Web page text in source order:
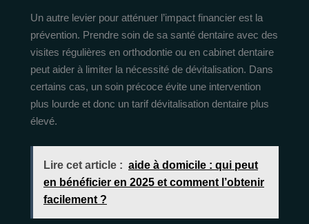
Un autre levier pour atténuer l’impact financier est la
prévention. Prendre soin de sa santé dentaire avec des
visites régulières en orthodontie ou en cabinet dentaire
peut aider à limiter la nécessité de dévitalisation. Dans
certains cas, un soin précoce évite une intervention
plus lourde et donc un tarif dévitalisation dentaire plus
élevé.
Lire cet article : aide à domicile : qui peut
en bénéficier en 2025 et comment l’obtenir
facilement ?